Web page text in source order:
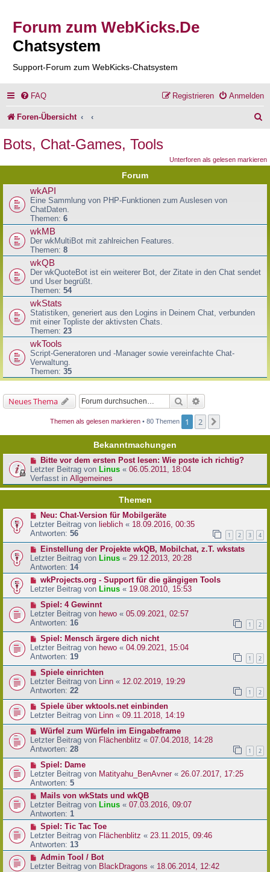
Forum zum WebKicks.De
Chatsystem
Support-Forum zum WebKicks-Chatsystem
FAQ Anmelden
Registrieren
Foren-Übersicht
e
Bots, Chat-Games, Tools
Unterforen als gelesen markieren
Forum
wkAPI
Eine Sammlung von PHP-Funktionen zum Auslesen von
ChatDaten.
Themen: 6
wkMB
Der wkMultiBot mit zahlreichen Features.
Themen: 8
wkQB
Der wkQuoteBot ist ein weiterer Bot, der Zitate in den Chat sendet
und User begrüßt.
Themen: 54
wkStats
Statistiken, generiert aus den Logins in Deinem Chat, verbunden
mit einer Topliste der aktivsten Chats.
Themen: 23
wkTools
Script-Generatoren und -Manager sowie vereinfachte Chat-
Verwaltung.
Themen: 35
Neues Thema Suche
Themen als gelesen markieren • 80 Themen 1 2
Bekanntmachungen
Bitte vor dem ersten Post lesen: Wie poste ich richtig?
Letzter Beitrag von Linus « 06.05.2011, 18:04
Verfasst in Allgemeines
Themen
Neu: Chat-Version für Mobilgeräte
Letzter Beitrag von lieblich « 18.09.2016, 00:35
Antworten: 56 1 2 3 4
Einstellung der Projekte wkQB, Mobilchat, z.T. wkstats
Letzter Beitrag von Linus « 29.12.2013, 20:28
Antworten: 14
wkProjects.org - Support für die gängigen Tools
Letzter Beitrag von Linus « 19.08.2010, 15:53
Spiel: 4 Gewinnt
Letzter Beitrag von hewo « 05.09.2021, 02:57
Antworten: 16 1 2
Spiel: Mensch ärgere dich nicht
Letzter Beitrag von hewo « 04.09.2021, 15:04
Antworten: 19 1 2
Spiele einrichten
Letzter Beitrag von
Linn « 12.02.2019, 19:29
Antworten: 22 1 2
Spiele über wktools.net einbinden
Letzter Beitrag von
Linn « 09.11.2018, 14:19
Würfel zum Würfeln im Eingabeframe
Letzter Beitrag von Flächenblitz « 07.04.2018, 14:28
Antworten: 28 1 2
Spiel: Dame
Letzter Beitrag von Matityahu_BenAvner« 26.07.2017, 17:25
Antworten: 5
Mails von wkStats und wkQB
Letzter Beitrag von Linus « 07.03.2016, 09:07
Antworten: 1
Spiel: Tic Tac Toe
Letzter Beitrag von Flächenblitz « 23.11.2015, 09:46
Antworten: 13
Admin Tool / Bot
Letzter Beitrag von BlackDragons « 18.06.2014, 12:42